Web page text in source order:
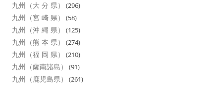
九州（大 分 県） (296)
九州（宮 崎 県） (58)
九州（沖 縄 県） (125)
九州（熊 本 県） (274)
九州（福 岡 県） (210)
九州（薩南諸島） (91)
九州（鹿児島県） (261)